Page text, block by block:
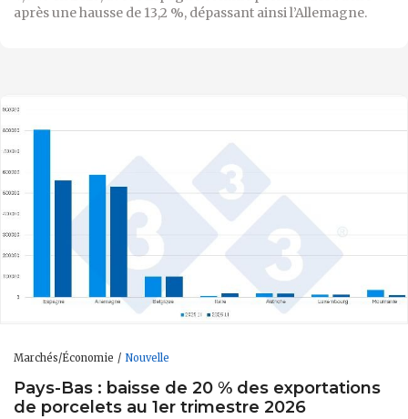
après une hausse de 13,2 %, dépassant ainsi l’Allemagne.
Marchés/Économie Nouvelle
Pays-Bas : baisse de 20 % des exportations
de porcelets au 1er trimestre 2026